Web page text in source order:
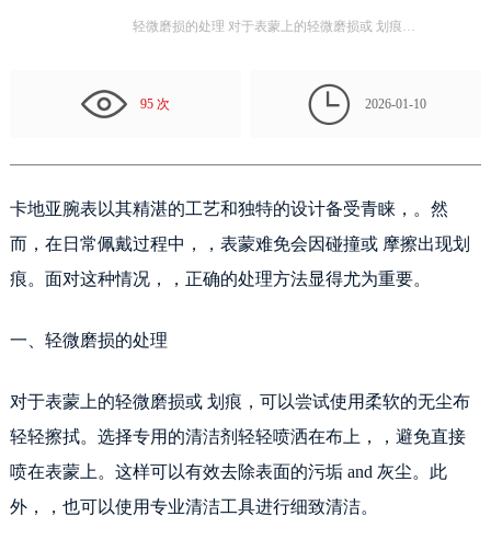
轻微磨损的处理 对于表蒙上的轻微磨损或 划痕…
95 次  2026-01-10
卡地亚腕表以其精湛的工艺和独特的设计备受青睐，。然
而，在日常佩戴过程中，，表蒙难免会因碰撞或 摩擦出现划
痕。面对这种情况，，正确的处理方法显得尤为重要。
一、轻微磨损的处理
对于表蒙上的轻微磨损或 划痕，可以尝试使用柔软的无尘布
轻轻擦拭。选择专用的清洁剂轻轻喷洒在布上，，避免直接
喷在表蒙上。这样可以有效去除表面的污垢 and 灰尘。此
外，，也可以使用专业清洁工具进行细致清洁。